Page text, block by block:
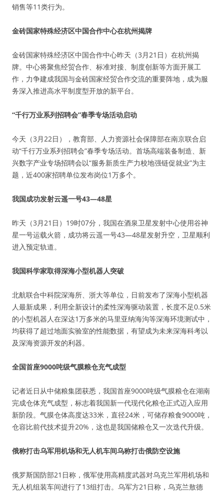
销售等11类行为。
金砖国家特殊经济区中国合作中心在杭州揭牌
金砖国家特殊经济区中国合作中心昨天（3月21日）在杭州揭
牌。中心将聚焦经贸合作、标准对接、制度创新等方面开展工
作，力争建成我国与金砖国家经贸合作交流的重要阵地，成为服
务深入推进高水平制度型开放的新平台。
“千行万业系列招聘会”春季专场活动启动
今天（3月22日），教育部、人力资源社会保障部在南京联合启
动“千行万业系列招聘会”春季专场活动。首场高端装备制造、新
兴数字产业专场招聘会以“服务新质生产力校地强链促就业”为主
题，近400家招聘单位发布岗位1万多个。
我国成功发射云遥一号43—48星
昨天（3月21日）19时07分，我国在酒泉卫星发射中心使用谷神
星一号运载火箭，成功将云遥一号43—48星发射升空，卫星顺利
进入预定轨道。
我国科学家取得深海小型机器人突破
北航联合中科院深海所、浙大等单位，日前发布了深海小型机器
人最新成果，利用全新设计的柔性深海驱动装置，长度不足0.5米
的小型机器人在深达1万多米的马里亚纳海沟等深海环境测试中，
均获得了超过地面实验室的性能数据，有望成为未来深海科考以
及深海资源开发的利器。
全国首座9000吨级气膜粮仓充气成型
记者近日从中储粮集团获悉，我国首座9000吨级气膜粮仓在湖南
完成仓体充气成型，标志着我国新一代现代化粮仓正式迈入应用
新阶段。气膜仓体高度达33米，直径24米，可储存粮食9000吨，
仓容比前代技术提升20%，这也是我国储粮仓又一次迭代升级。
俄称打击乌军用机场和无人机车间乌称打击俄防空设施
俄罗斯国防部21日称，俄军使用高精度武器对乌克兰军用机场和
无人机组装车间进行了13组打击。乌军方21日称，乌克兰敖德